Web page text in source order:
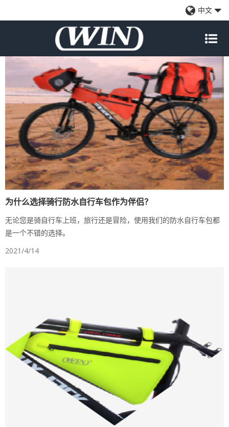
中文
为什么选择骑行防水自行车包作为伴侣？
无论您是骑自行车上班，旅行还是冒险，使用我们的防水自行车包都
是一个不错的选择。
2021/4/14